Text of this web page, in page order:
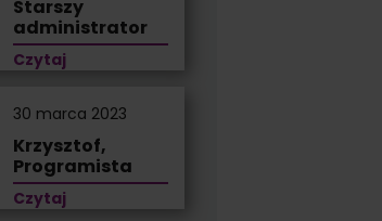
Starszy
administrator
Czytaj
30 marca 2023
Krzysztof,
Programista
Czytaj